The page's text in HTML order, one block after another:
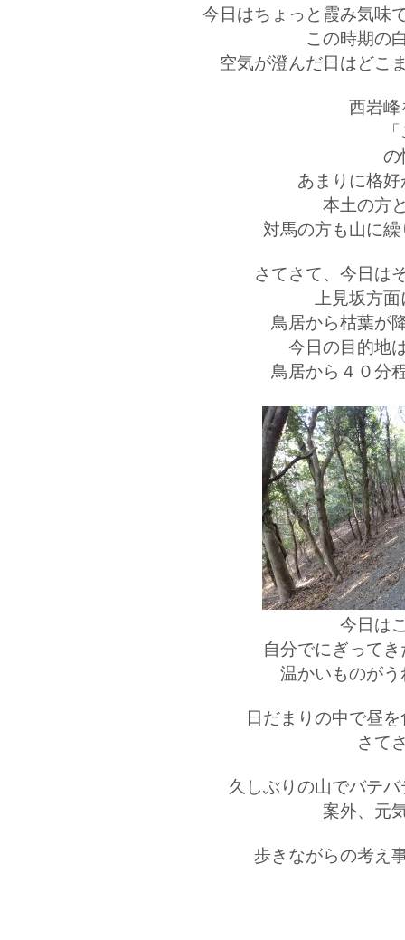
今日はちょっと霞み気味
この時期の
空気が澄んだ日はどこ
西岩峰
の
あまりに格
本土の方
対馬の方も山に
さてさて、今日は
上見坂方
鳥居から枯葉が
今日の目的地
鳥居から４０分
今日は
自分でにぎって
温かいものが
日だまりの中で昼
さて
久しぶりの山でバテ
案外、元
歩きながらの考え